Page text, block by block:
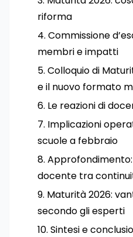
riforma
Commissione
membri e impatti
Colloquio di
e il nuovo formato
Le reazioni di
Implicazioni
scuole a febbraio
docente tra
Maturità 2026:
secondo gli esperti
Sintesi e